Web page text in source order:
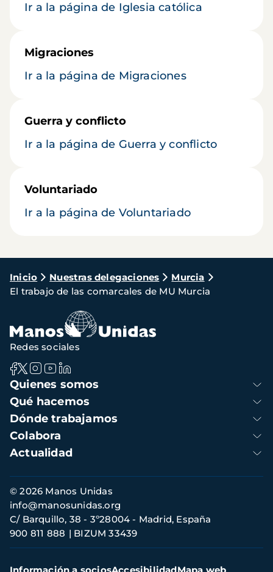
Ir a la página de Iglesia católica
Migraciones
Ir a la página de Migraciones
Guerra y conflicto
Ir a la página de Guerra y conflicto
Voluntariado
Ir a la página de Voluntariado
Ruta
de
navegación
Inicio Nuestras delegaciones
Murcia
El trabajo de las comarcales de MU Murcia
Navegación
principal
Quienes somos
Qué hacemos
Dónde trabajamos
Colabora
Actualidad
Redes sociales
Información
de
contacto
© 2026 Manos Unidas
C/ Barquillo, 38 - 3º28004 - Madrid, España
900 811 888
BIZUM 33439
info@manosunidas.org
Menú